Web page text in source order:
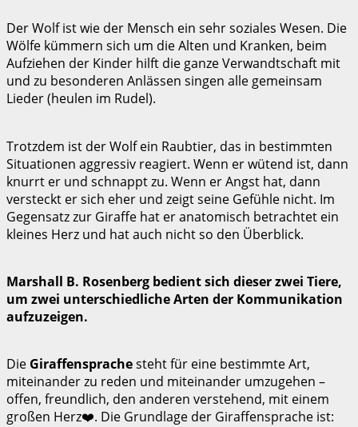
Der Wolf ist wie der Mensch ein sehr soziales Wesen. Die
Wölfe kümmern sich um die Alten und Kranken, beim
Aufziehen der Kinder hilft die ganze Verwandtschaft mit
und zu besonderen Anlässen singen alle gemeinsam
Lieder (heulen im Rudel).
Trotzdem ist der Wolf ein Raubtier, das in bestimmten
Situationen aggressiv reagiert. Wenn er wütend ist, dann
knurrt er und schnappt zu. Wenn er Angst hat, dann
versteckt er sich eher und zeigt seine Gefühle nicht. Im
Gegensatz zur Giraffe hat er anatomisch betrachtet ein
kleines Herz und hat auch nicht so den Überblick.
Marshall B. Rosenberg bedient sich dieser zwei Tiere,
um zwei unterschiedliche Arten der Kommunikation
aufzuzeigen.
Die Giraffensprachesteht für eine bestimmte Art,
miteinander zu reden und miteinander umzugehen –
offen, freundlich, den anderen verstehend, mit einem
großen Herz❤️. Die Grundlage der Giraffensprache ist: